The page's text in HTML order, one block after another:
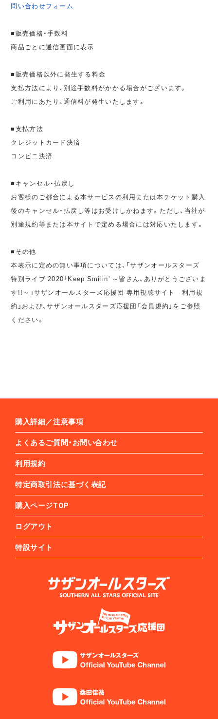
問い合わせフォーム
■販売価格・手数料
商品ごとに通信画面に表示
■販売価格以外に発生する料金
支払方法により、別途手数料がかかる場合がございます。
ご利用にあたり、通信料が発生いたします。
■支払方法
クレジットカード決済
コンビニ決済
■キャンセル・払戻し
お客様のご都合による本サービスの利用または本チケット購入
後のキャンセル・払戻し等はお受けしかねます。ただし、当社が
別途規約等または本サイトで定める場合には対応いたします。
■その他
本表示に定めの無い事項については、「サザンオールスターズ
特別ライブ 2020「Keep Smilin' ～皆さん、ありがとうございま
す!!～」サザンオールスターズ応援団 専用視聴サイト 利用規
約」および、サザンオールスターズ応援団「会員規約」をご参照
ください。
購入詳細／注意事項
よくあるご質問・お問い合わせ
利用規約
特定商取引法に基づく表記
購入ページTOP
ログアウト
特設サイト